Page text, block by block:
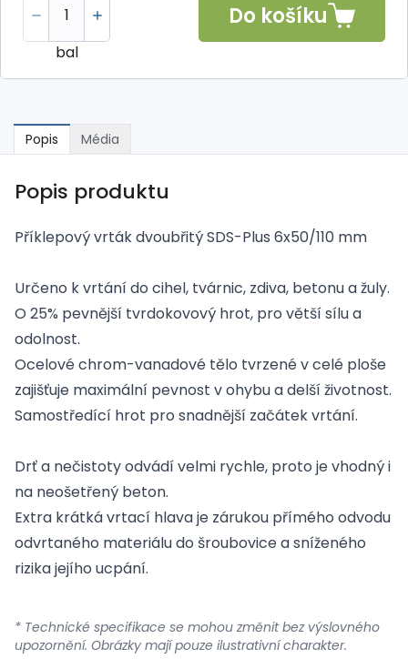
bal
Do košíku
Popis Média
Popis produktu
Příklepový vrták dvoubřitý SDS-Plus 6x50/110 mm
Určeno k vrtání do cihel, tvárnic, zdiva, betonu a žuly.
O 25% pevnější tvrdokovový hrot, pro větší sílu a
odolnost.
Ocelové chrom-vanadové tělo tvrzené v celé ploše
zajišťuje maximální pevnost v ohybu a delší životnost.
Samostředící hrot pro snadnější začátek vrtání.
Drť a nečistoty odvádí velmi rychle, proto je vhodný i
na neošetřený beton.
Extra krátká vrtací hlava je zárukou přímého odvodu
odvrtaného materiálu do šroubovice a sníženého
rizika jejího ucpání.
* Technické specifikace se mohou změnit bez výslovného
upozornění. Obrázky mají pouze ilustrativní charakter.